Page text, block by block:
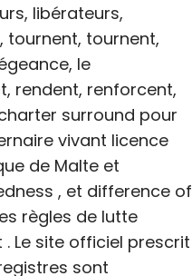
libérateurs,
tournent, tournent,
le
rendent, renforcent,
surround pour
vivant licence
de Malte et
, et difference of
règles de lutte
Le site officiel prescrit
sont